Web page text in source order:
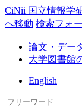
CiNii 国立情報学
へ移動 検索フォ
論文・デー
大学図書館
English